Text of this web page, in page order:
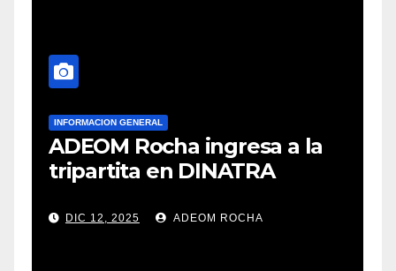
INFORMACION GENERAL
ADEOM Rocha ingresa a la
tripartita en DINATRA
DIC 12, 2025 ADEOM ROCHA